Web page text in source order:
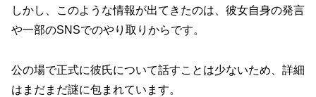
しかし、このような情報が出てきたのは、彼女自身の発言
や一部のSNSでのやり取りからです。
公の場で正式に彼氏について話すことは少ないため、詳細
はまだまだ謎に包まれています。